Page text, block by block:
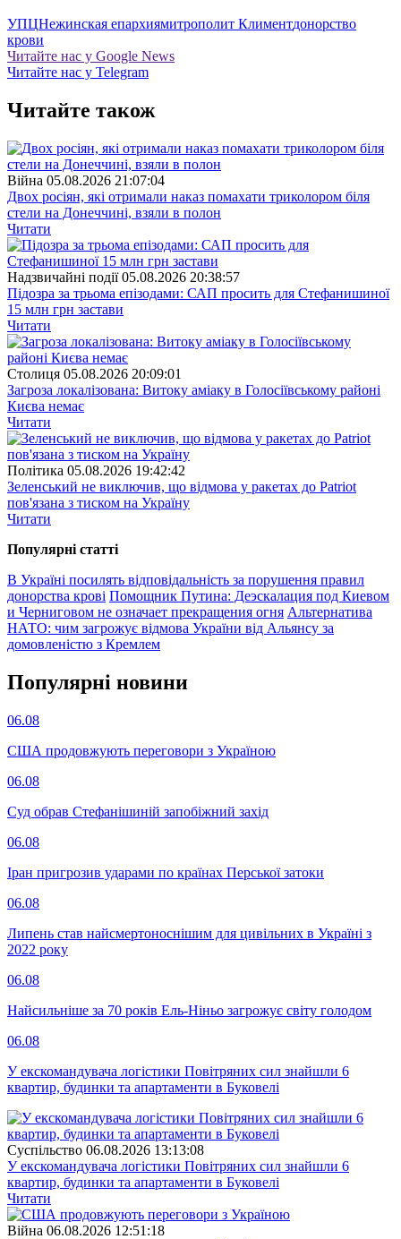
УПЦНежинская епархиямитрополит Климентдонорство
крови
Читайте нас у Google News
Читайте нас у Telegram
Читайте також
Війна 05.08.2026 21:07:04
Двох росіян, які отримали наказ помахати триколором біля
стели на Донеччині, взяли в полон
Читати
Надзвичайні події 05.08.2026 20:38:57
Підозра за трьома епізодами: САП просить для Стефанишиної
15 млн грн застави
Читати
Столиця 05.08.2026 20:09:01
Загроза локалізована: Витоку аміаку в Голосіївському районі
Києва немає
Читати
Полiтика 05.08.2026 19:42:42
Зеленський не виключив, що відмова у ракетах до Patriot
пов'язана з тиском на Україну
Читати
Популярнi статтi
В Україні посилять відповідальність за порушення правил
донорства крові Помощник Путина: Деэскалация под Киевом
и Черниговом не означает прекращения огня Альтернатива
НАТО: чим загрожує відмова України від Альянсу за
домовленістю з Кремлем
Популярнi новини
06.08
США продовжують переговори з Україною
06.08
Суд обрав Стефанішиній запобіжний захід
06.08
Іран пригрозив ударами по країнах Перської затоки
06.08
Липень став найсмертоноснішим для цивільних в Україні з
2022 року
06.08
Найсильніше за 70 років Ель-Ніньо загрожує світу голодом
06.08
У екскомандувача логістики Повітряних сил знайшли 6
квартир, будинки та апартаменти в Буковелі
Суспiльство 06.08.2026 13:13:08
У екскомандувача логістики Повітряних сил знайшли 6
квартир, будинки та апартаменти в Буковелі
Читати
Війна 06.08.2026 12:51:18